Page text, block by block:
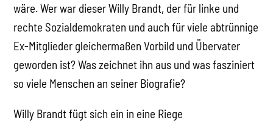
wäre. Wer war dieser Willy Brandt, der für linke und
rechte Sozialdemokraten und auch für viele abtrünnige
Ex-Mitglieder gleichermaßen Vorbild und Übervater
geworden ist? Was zeichnet ihn aus und was fasziniert
so viele Menschen an seiner Biografie?
Willy Brandt fügt sich ein in eine Riege